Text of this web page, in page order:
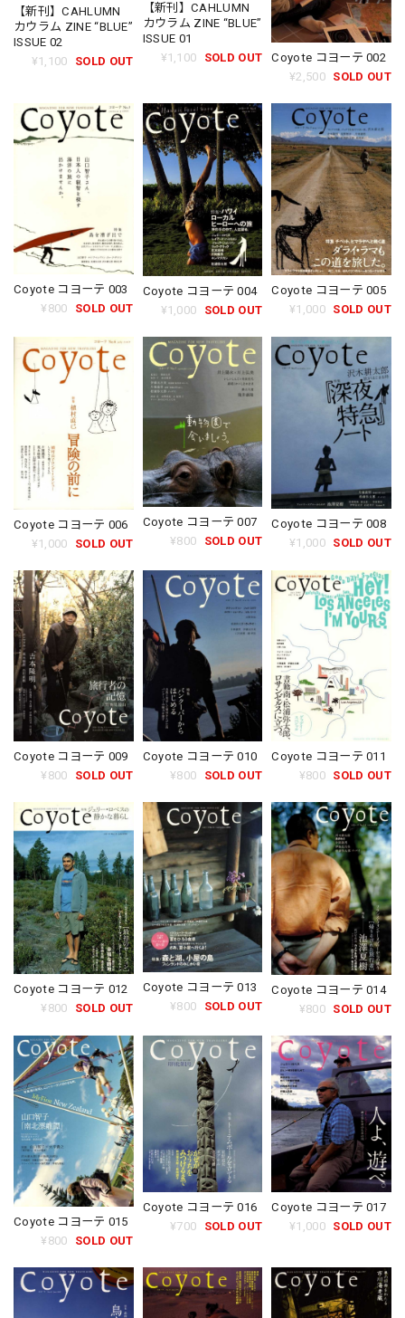
【新刊】CAHLUMN
カウラム ZINE “BLUE”
ISSUE 02
¥1,100
SOLD OUT
【新刊】CAHLUMN
カウラム ZINE “BLUE”
ISSUE 01
¥1,100
SOLD OUT
Coyote コヨーテ 002
¥2,500 SOLD OUT
Coyote コヨーテ 003
¥800
SOLD OUT
Coyote コヨーテ 004
¥1,000
SOLD OUT
Coyote コヨーテ 005
¥1,000 SOLD OUT
Coyote コヨーテ 006
¥1,000
SOLD OUT
Coyote コヨーテ 007
¥800
SOLD OUT
Coyote コヨーテ 008
¥1,000 SOLD OUT
Coyote コヨーテ 009
¥800
SOLD OUT
Coyote コヨーテ 010
¥800
SOLD OUT
Coyote コヨーテ 011
¥800 SOLD OUT
Coyote コヨーテ 012
¥800
SOLD OUT
Coyote コヨーテ 013
¥800
SOLD OUT
Coyote コヨーテ 014
¥800 SOLD OUT
Coyote コヨーテ 015
¥800
SOLD OUT
Coyote コヨーテ 016
¥700
SOLD OUT
Coyote コヨーテ 017
¥1,000 SOLD OUT